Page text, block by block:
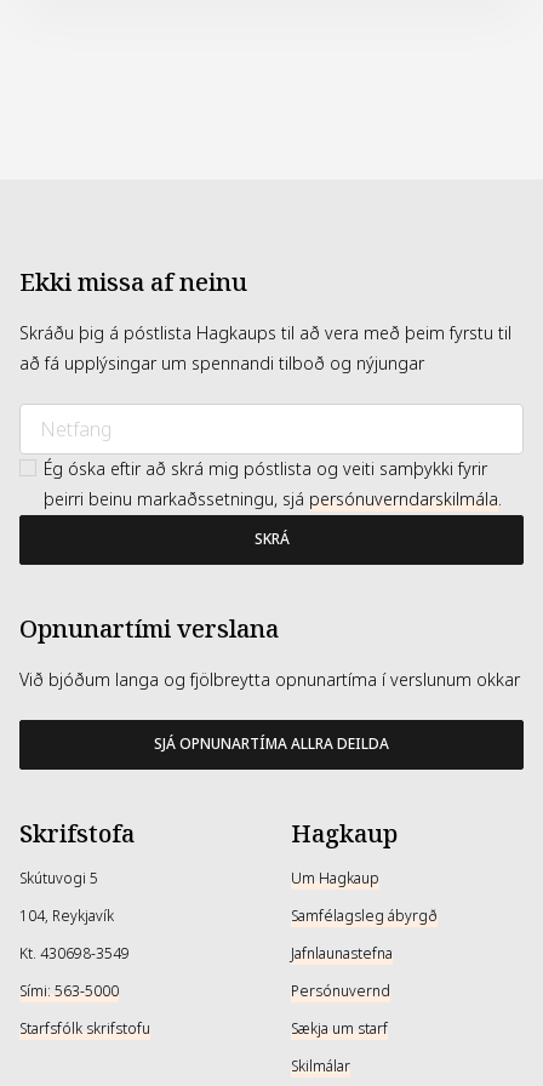
Ekki missa af neinu
Skráðu þig á póstlista Hagkaups til að vera með þeim fyrstu til
að fá upplýsingar um spennandi tilboð og nýjungar
Ég óska eftir að skrá mig póstlista og veiti samþykki fyrir
þeirri beinu markaðssetningu, sjá persónuverndarskilmála.
SKRÁ
Opnunartími verslana
Við bjóðum langa og fjölbreytta opnunartíma í verslunum okkar
SJÁ OPNUNARTÍMA ALLRA DEILDA
Skrifstofa
Skútuvogi 5
104, Reykjavík
Kt. 430698-3549
Sími: 563-5000
Starfsfólk skrifstofu
Hagkaup
Um Hagkaup
Samfélagsleg ábyrgð
Jafnlaunastefna
Persónuvernd
Sækja um starf
Skilmálar